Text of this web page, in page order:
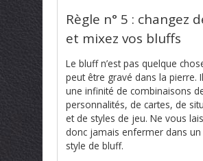
Règle n° 5 : changez
et mixez vos bluffs
Le bluff n’est pas quelque
peut être gravé dans la pierre.
une infinité de combinaisons
personnalités, de cartes, de
et de styles de jeu. Ne vous
donc jamais enfermer dans un
style de bluff.